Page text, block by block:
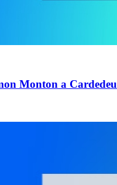
Monton a Cardedeu